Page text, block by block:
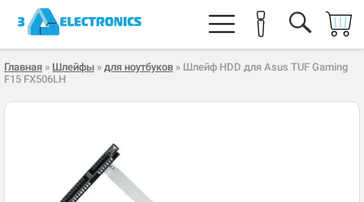
Главная » Шлейфы » для ноутбуков » Шлейф HDD для Asus TUF Gaming
F15 FX506LH